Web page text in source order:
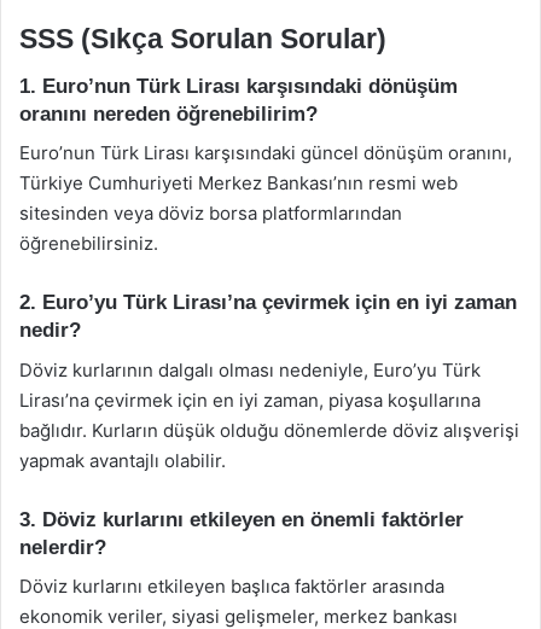
SSS (Sıkça Sorulan Sorular)
1. Euro’nun Türk Lirası karşısındaki dönüşüm
oranını nereden öğrenebilirim?
Euro’nun Türk Lirası karşısındaki güncel dönüşüm oranını,
Türkiye Cumhuriyeti Merkez Bankası’nın resmi web
sitesinden veya döviz borsa platformlarından
öğrenebilirsiniz.
2. Euro’yu Türk Lirası’na çevirmek için en iyi zaman
nedir?
Döviz kurlarının dalgalı olması nedeniyle, Euro’yu Türk
Lirası’na çevirmek için en iyi zaman, piyasa koşullarına
bağlıdır. Kurların düşük olduğu dönemlerde döviz alışverişi
yapmak avantajlı olabilir.
3. Döviz kurlarını etkileyen en önemli faktörler
nelerdir?
Döviz kurlarını etkileyen başlıca faktörler arasında
ekonomik veriler, siyasi gelişmeler, merkez bankası